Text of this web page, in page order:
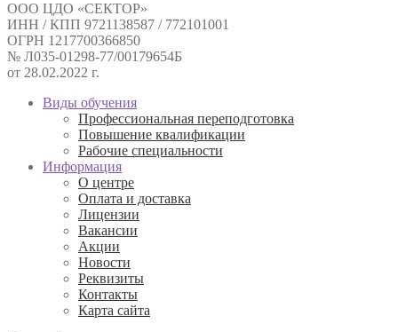
ООО ЦДО «СЕКТОР»
ИНН / КПП 9721138587 / 772101001
ОГРН 1217700366850
№ Л035-01298-77/00179654Б
от 28.02.2022 г.
Виды обучения
Профессиональная переподготовка
Повышение квалификации
Рабочие специальности
Информация
О центре
Оплата и доставка
Лицензии
Вакансии
Акции
Новости
Реквизиты
Контакты
Карта сайта